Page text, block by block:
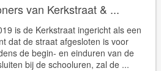
van Kerkstraat & ...
is de Kerkstraat ingericht als een
dat de straat afgesloten is voor
de begin- en einduren van de
bij de schooluren, zal de ...